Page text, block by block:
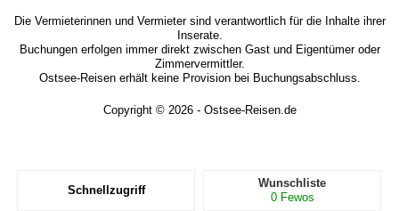
Die Vermieterinnen und Vermieter sind verantwortlich für die Inhalte ihrer
Inserate.
Buchungen erfolgen immer direkt zwischen Gast und Eigentümer oder
Zimmervermittler.
Ostsee-Reisen erhält keine Provision bei Buchungsabschluss.
Copyright © 2026 - Ostsee-Reisen.de
Schnellzugriff
Wunschliste
0 Fewos